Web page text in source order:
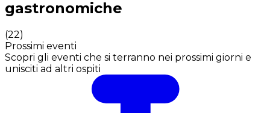
gastronomiche
(22)
Prossimi eventi
Scopri gli eventi che si terranno nei prossimi giorni e
unisciti ad altri ospiti